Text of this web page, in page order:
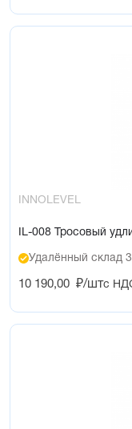
INNOLEVEL
IL-008 Тросовый
Удалённый склад
10 190,00 ₽/штс